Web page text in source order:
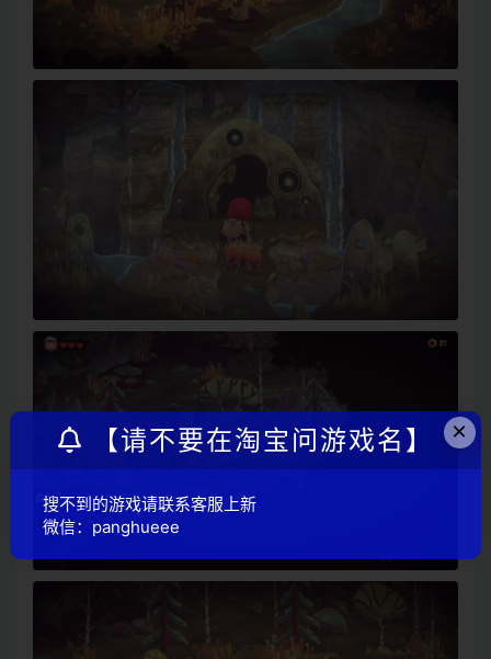
×
【请不要在淘宝问游戏名】
搜不到的游戏请联系客服上新
微信：panghueee